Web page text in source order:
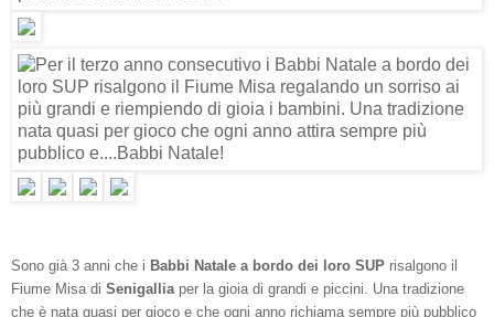
Sono già 3 anni che i Babbi Natale a bordo dei loro SUP risalgono il
Fiume Misa di Senigalliaper la gioia di grandi e piccini. Una tradizione
che è nata quasi per gioco e che ogni anno richiama sempre più pubblico